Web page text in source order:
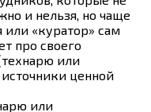
и нельзя, но чаще
или «куратор» сам
про своего
или
ценной
или